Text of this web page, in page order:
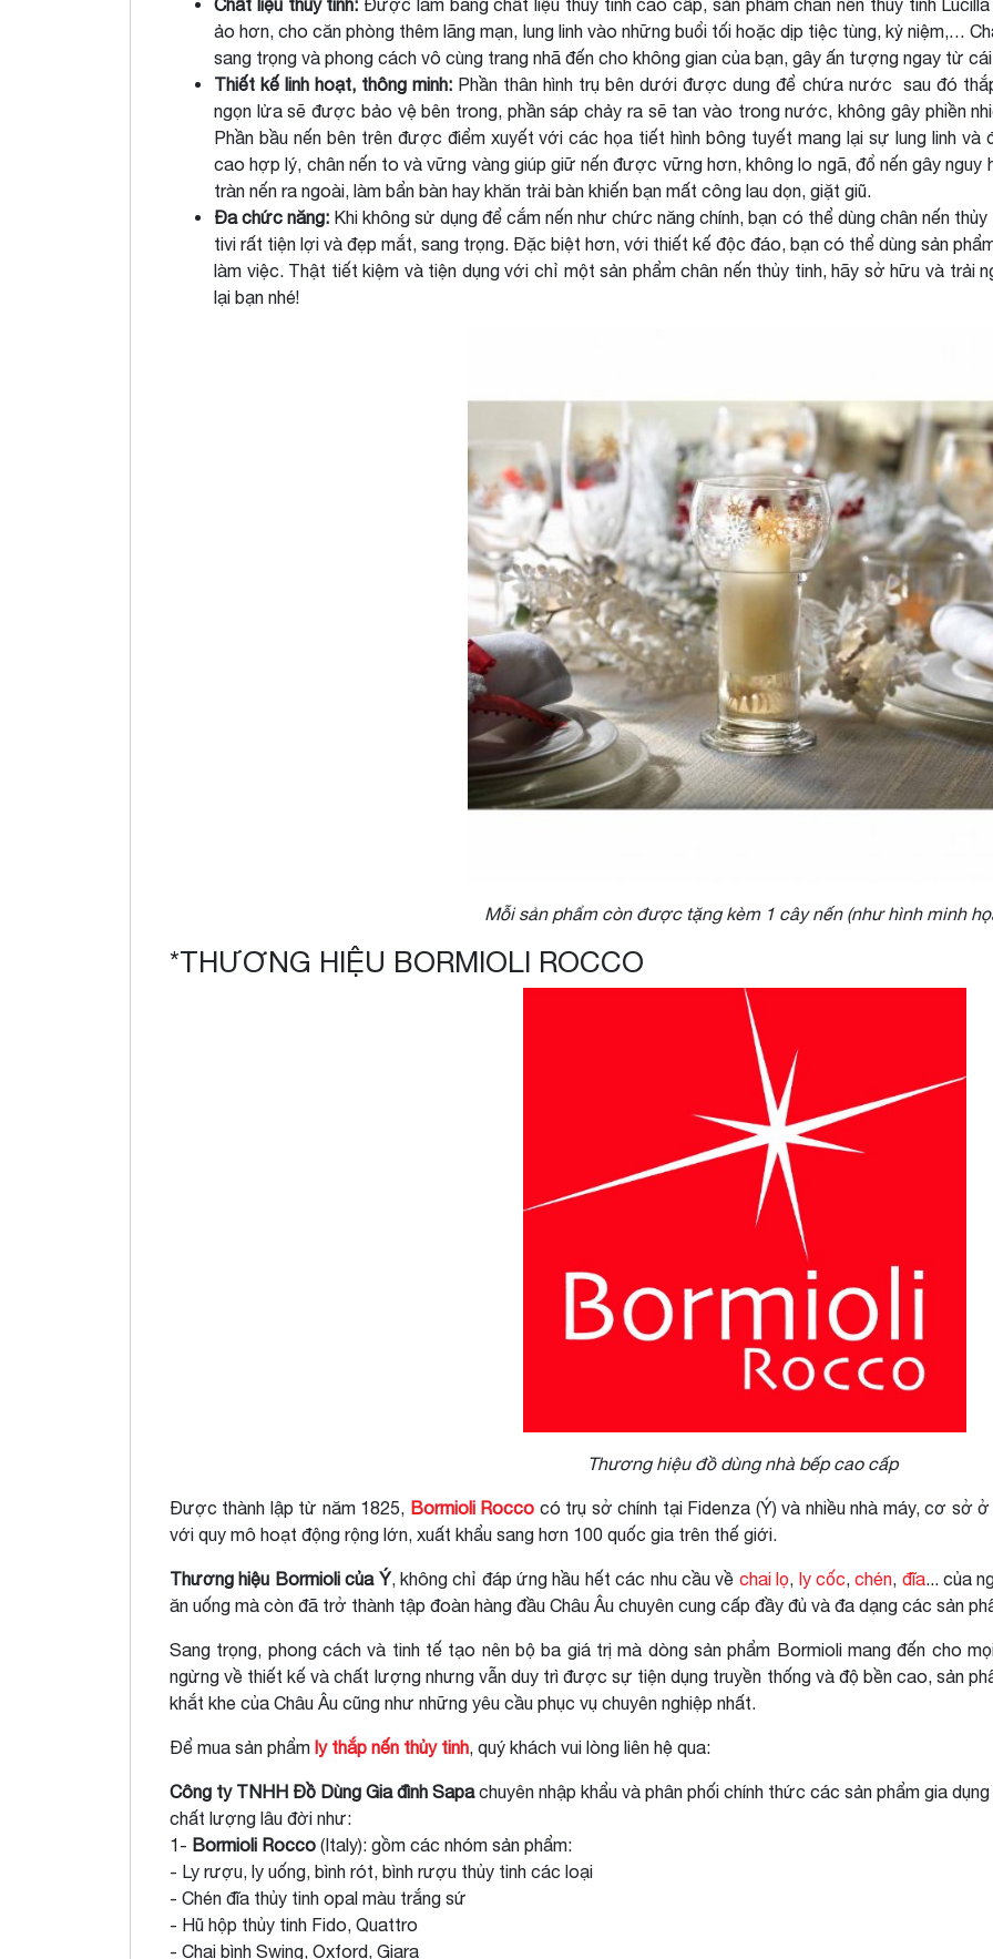
Chất liệu thủy tinh: Được làm bằng chất liệu thủy tinh cao cấp, sản phẩm chân nến thủy tinh
ảo hơn, cho căn phòng thêm lãng mạn, lung linh vào những buổi tối hoặc dịp tiệc tùng, kỷ niệm,…
sang trọng và phong cách vô cùng trang nhã đến cho không gian của bạn, gây ấn tượng ngay từ cái
Thiết kế linh hoạt, thông minh: Phần thân hình trụ bên dưới được dung để chứa nước sau đó
ngọn lửa sẽ được bảo vệ bên trong, phần sáp chảy ra sẽ tan vào trong nước, không gây phiền
Phần bầu nến bên trên được điểm xuyết với các họa tiết hình bông tuyết mang lại sự lung linh
cao hợp lý, chân nến to và vững vàng giúp giữ nến được vững hơn, không lo ngã, đổ nến gây nguy
tràn nến ra ngoài, làm bẩn bàn hay khăn trải bàn khiến bạn mất công lau dọn, giặt giũ.
Đa chức năng: Khi không sử dụng để cắm nến như chức năng chính, bạn có thể dùng chân nến
tivi rất tiện lợi và đẹp mắt, sang trọng. Đặc biệt hơn, với thiết kế độc đáo, bạn có thể dùng sản
làm việc. Thật tiết kiệm và tiện dụng với chỉ một sản phẩm chân nến thủy tinh, hãy sở hữu và trải
lại bạn nhé!
Mỗi sản phẩm còn được tặng kèm 1 cây nến (như hình minh
*THƯƠNG HIỆU BORMIOLI ROCCO
Thương hiệu đồ dùng nhà bếp cao cấp
Được thành lập từ năm 1825, Bormioli Rocco có trụ sở chính tại Fidenza (Ý) và nhiều nhà máy, cơ sở
với quy mô hoạt động rộng lớn, xuất khẩu sang hơn 100 quốc gia trên thế giới.
Thương hiệu Bormioli của Ý, không chỉ đáp ứng hầu hết các nhu cầu về chai lọ, ly cốc,chén, đĩa... của
ăn uống mà còn đã trở thành tập đoàn hàng đầu Châu Âu chuyên cung cấp đầy đủ và đa dạng các sản
Sang trọng, phong cách và tinh tế tạo nên bộ ba giá trị mà dòng sản phẩm Bormioli mang đến cho
ngừng về thiết kế và chất lượng nhưng vẫn duy trì được sự tiện dụng truyền thống và độ bền cao, sản
khắt khe của Châu Âu cũng như những yêu cầu phục vụ chuyên nghiệp nhất.
Để mua sản phẩm ly thắp nến thủy tinh, quý khách vui lòng liên hệ qua:
Công ty TNHH Đồ Dùng Gia đình Sapachuyên nhập khẩu và phân phối chính thức các sản phẩm gia
chất lượng lâu đời như:
1- Bormioli Rocco (Italy): gồm các nhóm sản phẩm:
- Ly rượu, ly uống, bình rót, bình rượu thủy tinh các loại
- Chén đĩa thủy tinh opal màu trắng sứ
- Hũ hộp thủy tinh Fido, Quattro
- Chai bình Swing, Oxford, Giara